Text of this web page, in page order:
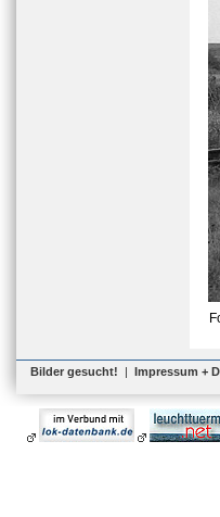
Bilder gesucht! | Impressum +